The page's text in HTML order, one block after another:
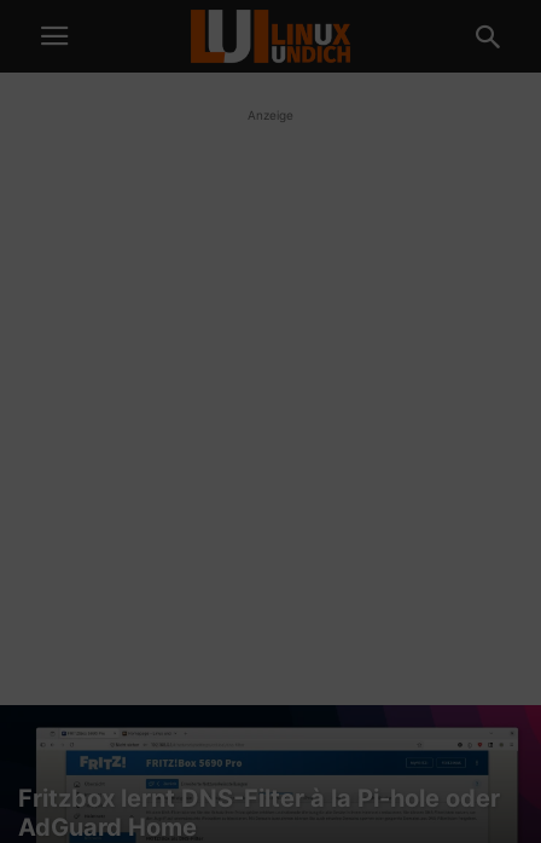
Anzeige
Fritzbox lernt DNS-Filter à la Pi-hole oder
AdGuard Home